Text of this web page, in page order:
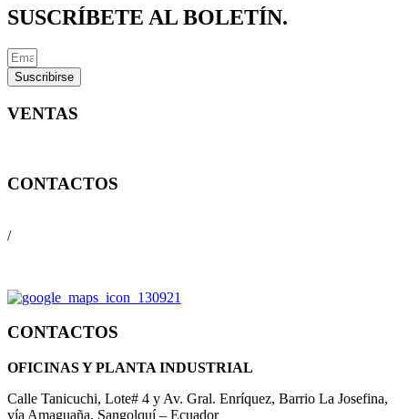
SUSCRÍBETE AL BOLETÍN.
Suscribirse
VENTAS
CONTACTOS
/
CONTACTOS
OFICINAS Y PLANTA INDUSTRIAL
Calle Tanicuchi, Lote# 4 y Av. Gral. Enríquez, Barrio La Josefina,
vía Amaguaña, Sangolquí – Ecuador